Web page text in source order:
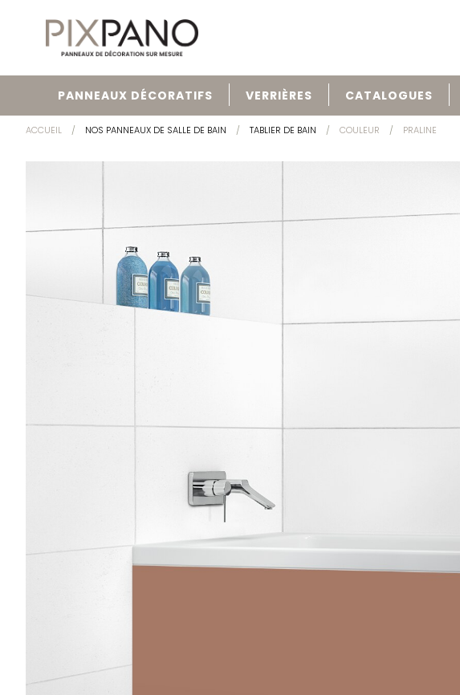
PANNEAUX DÉCORATIFS VERRIÈRES CATALOGUES
ACCUEIL NOS PANNEAUX DE SALLE DE BAIN TABLIER DE BAIN COULEUR PRALINE